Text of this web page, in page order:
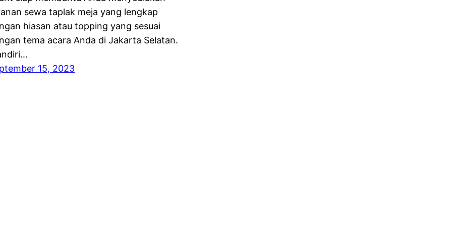
sewa taplak meja yang lengkap
hiasan atau topping yang sesuai
tema acara Anda di Jakarta Selatan.
15, 2023